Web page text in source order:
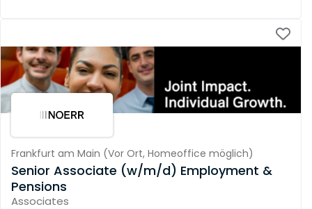
Frankfurt am Main (Vor Ort, Homeoffice möglich)
Senior Associate (w/m/d) Employment &
Pensions
Associates